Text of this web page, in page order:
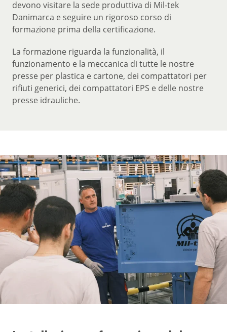
devono visitare la sede produttiva di Mil-tek
Danimarca e seguire un rigoroso corso di
formazione prima della certificazione.
La formazione riguarda la funzionalità, il
funzionamento e la meccanica di tutte le nostre
presse per plastica e cartone, dei compattatori per
rifiuti generici, dei compattatori EPS e delle nostre
presse idrauliche.